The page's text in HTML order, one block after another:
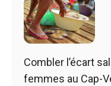
Combler l’écart
femmes au Cap-